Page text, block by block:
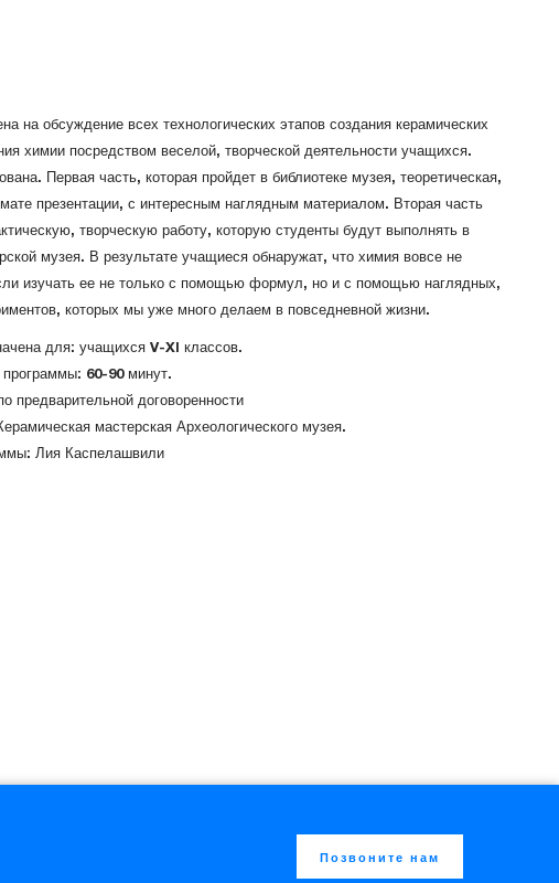
​​на обсуждение всех технологических этапов создания керамических
химии посредством веселой, творческой деятельности учащихся.
Первая часть, которая пройдет в библиотеке музея, теоретическая,
презентации, с интересным наглядным материалом. Вторая часть
творческую работу, которую студенты будут выполнять в
музея. В результате учащиеся обнаружат, что химия вовсе не
изучать ее не только с помощью формул, но и с помощью наглядных,
которых мы уже много делаем в повседневной жизни.
для: учащихся V-XI классов.
60-90 минут.
предварительной договоренности
мастерская Археологического музея.
Лия ​​Каспелашвили
Позвоните нам